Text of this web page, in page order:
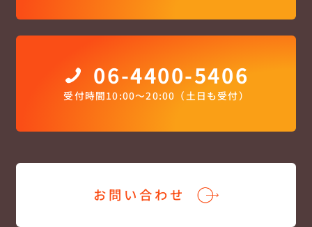
06-4400-5406
受付時間10:00〜20:00（土日も受付）
お問い合わせ